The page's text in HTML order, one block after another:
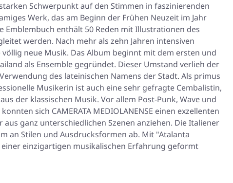
Schwerpunkt auf den Stimmen in faszinierenden
Werk, das am Beginn der Frühen Neuzeit im Jahr
Emblembuch enthält 50 Reden mit Illustrationen des
werden. Nach mehr als zehn Jahren intensiven
völlig neue Musik. Das Album beginnt mit dem ersten und
als Ensemble gegründet. Dieser Umstand verlieh der
des lateinischen Namens der Stadt. Als primus
Musikerin ist auch eine sehr gefragte Cembalistin,
der klassischen Musik. Vor allem Post-Punk, Wave und
sich CAMERATA MEDIOLANENSE einen exzellenten
ganz unterschiedlichen Szenen anziehen. Die Italiener
an Stilen und Ausdrucksformen ab. Mit "Atalanta
einer einzigartigen musikalischen Erfahrung geformt